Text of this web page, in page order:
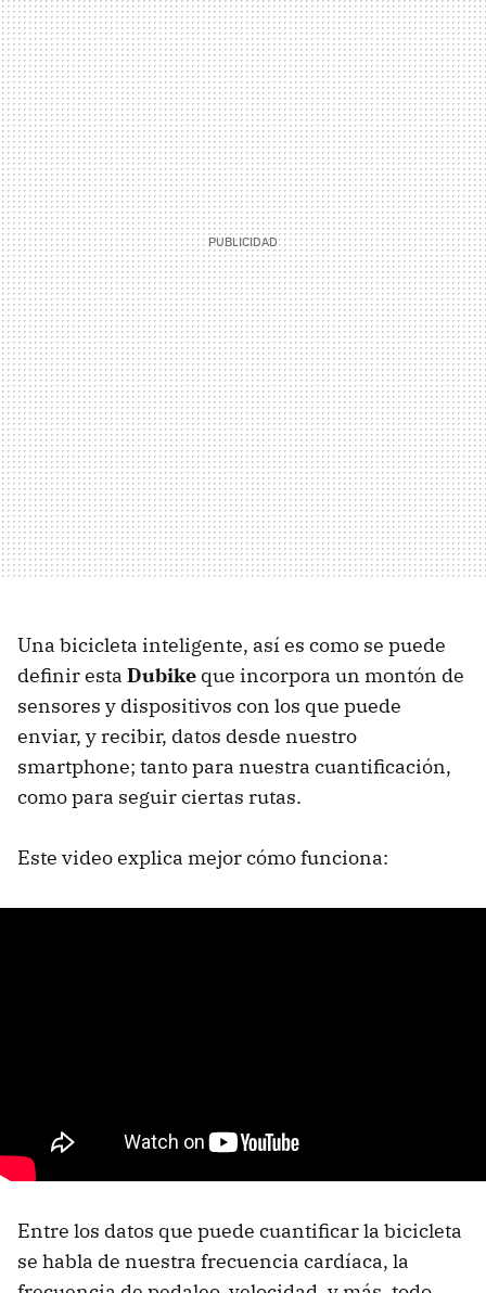
Una bicicleta inteligente, así es como se puede
definir esta Dubike que incorpora un montón de
sensores y dispositivos con los que puede
enviar, y recibir, datos desde nuestro
smartphone; tanto para nuestra cuantificación,
como para seguir ciertas rutas.
Este video explica mejor cómo funciona:
Entre los datos que puede cuantificar la bicicleta
se habla de nuestra frecuencia cardíaca, la